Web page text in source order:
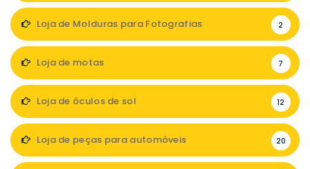
Loja de Molduras para Fotografias 2
Loja de motas 7
Loja de óculos de sol 12
Loja de peças para automóveis 20